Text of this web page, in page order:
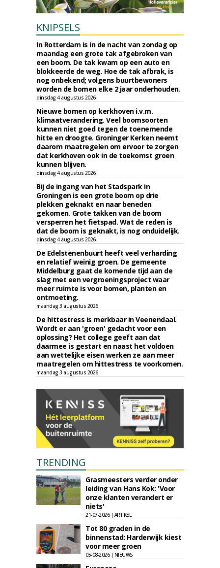
KNIPSELS
In Rotterdam is in de nacht van zondag op
maandag een grote tak afgebroken van
een boom. De tak kwam op een auto en
blokkeerde de weg. Hoe de tak afbrak, is
nog onbekend; volgens buurtbewoners
worden de bomen elke 2 jaar onderhouden.
dinsdag 4 augustus 2026
Nieuwe bomen op kerkhoven i.v.m.
klimaatverandering. Veel boomsoorten
kunnen niet goed tegen de toenemende
hitte en droogte. Groninger Kerken neemt
daarom maatregelen om ervoor te zorgen
dat kerkhoven ook in de toekomst groen
kunnen blijven.
dinsdag 4 augustus 2026
Bij de ingang van het Stadspark in
Groningen is een grote boom op drie
plekken geknakt en naar beneden
gekomen. Grote takken van de boom
versperren het fietspad. Wat de reden is
dat de boom is geknakt, is nog onduidelijk.
dinsdag 4 augustus 2026
De Edelstenenbuurt heeft veel verharding
en relatief weinig groen. De gemeente
Middelburg gaat de komende tijd aan de
slag met een vergroeningsproject waar
meer ruimte is voor bomen, planten en
ontmoeting.
maandag 3 augustus 2026
De hittestress is merkbaar in Veenendaal.
Wordt er aan 'groen' gedacht voor een
oplossing? Het college geeft aan dat
daarmee is gestart en naast het voldoen
aan wettelijke eisen werken ze aan meer
maatregelen om hittestress te voorkomen.
maandag 3 augustus 2026
TRENDING
Grasmeesters verder onder
leiding van Hans Kok: 'Voor
onze klanten verandert er
niets'
21-07-2026 | ARTIKEL
Tot 80 graden in de
binnenstad: Harderwijk kiest
voor meer groen
05-08-2026 | NIEUWS